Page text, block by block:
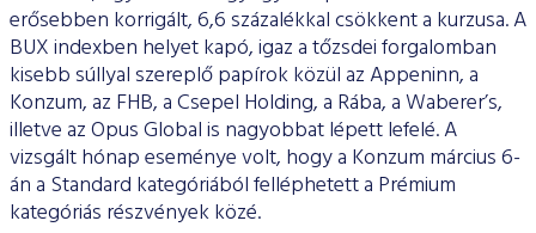
erősebben korrigált, 6,6 százalékkal csökkent a kurzusa. A
BUX indexben helyet kapó, igaz a tőzsdei forgalomban
kisebb súllyal szereplő papírok közül az Appeninn, a
Konzum, az FHB, a Csepel Holding, a Rába, a Waberer’s,
illetve az Opus Global is nagyobbat lépett lefelé. A
vizsgált hónap eseménye volt, hogy a Konzum március 6-
án a Standard kategóriából felléphetett a Prémium
kategóriás részvények közé.